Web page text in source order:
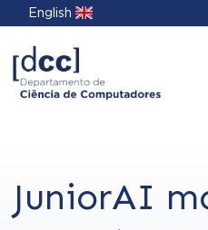
English
JuniorAI